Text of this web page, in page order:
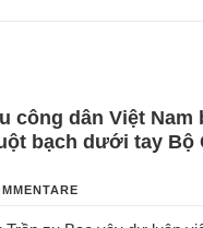
công dân Việt Nam
bạch dưới tay Bộ